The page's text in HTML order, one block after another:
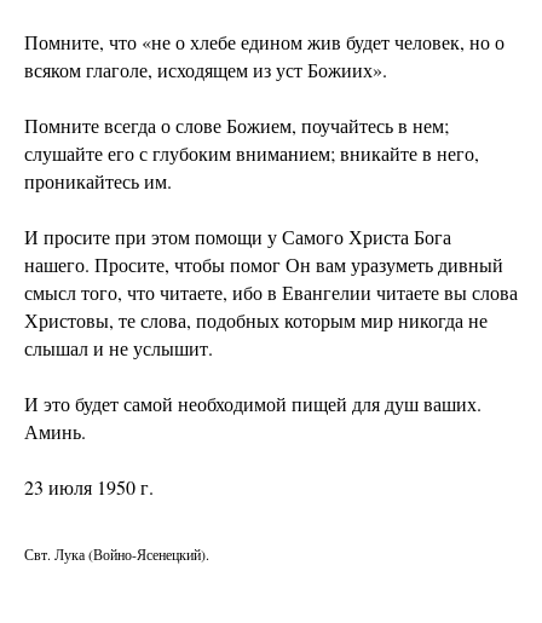
Помните, что «не о хлебе едином жив будет человек, но о
всяком глаголе, исходящем из уст Божиих».
Помните всегда о слове Божием, поучайтесь в нем;
слушайте его с глубоким вниманием; вникайте в него,
проникайтесь им.
И просите при этом помощи у Самого Христа Бога
нашего. Просите, чтобы помог Он вам уразуметь дивный
смысл того, что читаете, ибо в Евангелии читаете вы слова
Христовы, те слова, подобных которым мир никогда не
слышал и не услышит.
И это будет самой необходимой пищей для душ ваших.
Аминь.
23 июля 1950 г.
Свт. Лука (Войно-Ясенецкий).